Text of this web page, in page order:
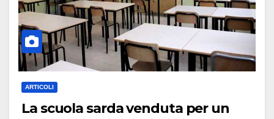
ARTICOLI
La scuola sarda venduta per un